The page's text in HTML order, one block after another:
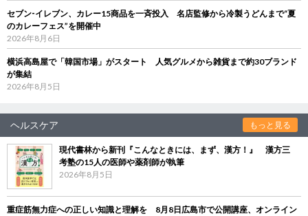
セブン‐イレブン、カレー15商品を一斉投入 名店監修から冷製うどんまで“夏
のカレーフェス”を開催中
2026年8月6日
横浜高島屋で「韓国市場」がスタート 人気グルメから雑貨まで約30ブランド
が集結
2026年8月5日
ヘルスケア もっと見る
現代書林から新刊『こんなときには、まず、漢方！』 漢方三
考塾の15人の医師や薬剤師が執筆
2026年8月5日
重症筋無力症への正しい知識と理解を 8月8日広島市で公開講座、オンライン